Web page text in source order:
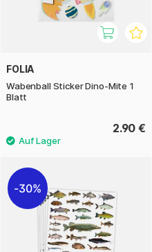
FOLIA
Wabenball Sticker Dino-Mite 1
Blatt
2.90 €
30%